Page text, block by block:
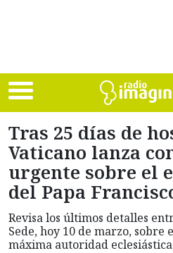
Tras 25 días de
Vaticano lanza
urgente sobre el
del Papa
Revisa los últimos detalles
Sede, hoy 10 de marzo, sobre
máxima autoridad